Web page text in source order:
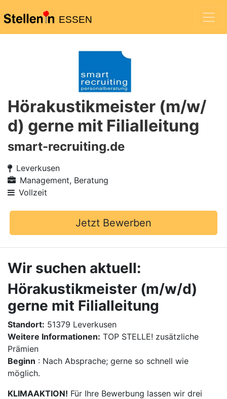
ESSEN
Hörakustikmeister (m/w/
d) gerne mit Filialleitung
smart-recruiting.de
Leverkusen
Management, Beratung
Vollzeit
Jetzt Bewerben
Wir suchen aktuell:
Hörakustikmeister (m/w/d)
gerne mit Filialleitung
Standort: 51379 Leverkusen
Weitere Informationen: TOP STELLE! zusätzliche
Prämien
Beginn : Nach Absprache; gerne so schnell wie
möglich.
KLIMAAKTION! Für Ihre Bewerbung lassen wir drei